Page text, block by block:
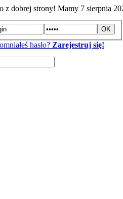
z dobrej strony! Mamy 7 sierpnia
hasło? Zarejestruj się!